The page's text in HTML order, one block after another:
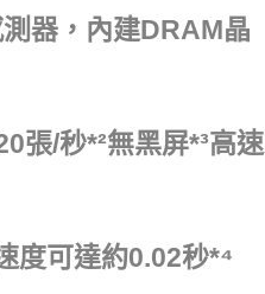
器，內建DRAM晶
張/秒*²無黑屏*³高速
度可達約0.02秒*⁴